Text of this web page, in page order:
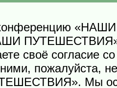
ПУТЕШЕСТВИЯ»,
своё согласие
пожалуйста,
Мы